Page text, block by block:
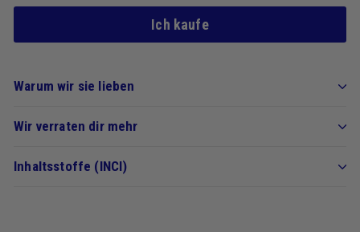
Ich kaufe
Warum wir sie lieben
Wir verraten dir mehr
Inhaltsstoffe (INCI)